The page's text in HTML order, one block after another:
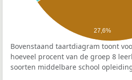
27,6%
Bovenstaand taartdiagram toont
hoeveel procent van de groep 8
soorten middelbare school